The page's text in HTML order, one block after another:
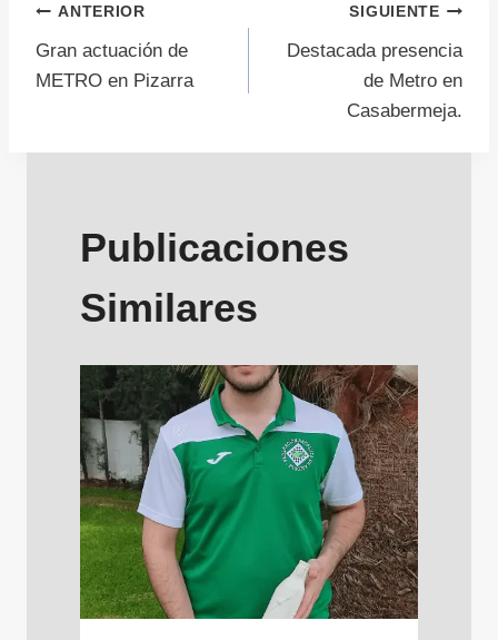
Navegación
de
entradas
ANTERIOR
Gran actuación de
METRO en Pizarra
SIGUIENTE
Destacada presencia
de Metro en
Casabermeja.
Publicaciones
Similares